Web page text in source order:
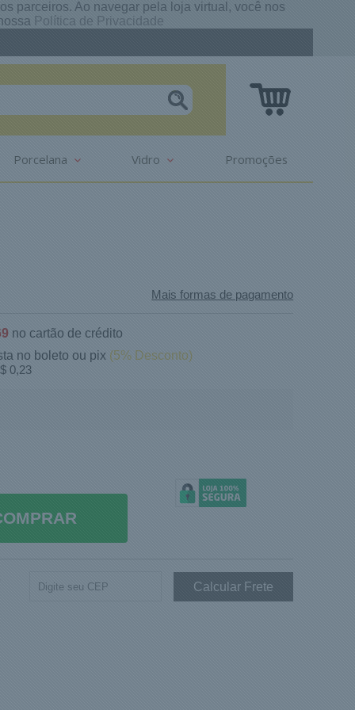
parceiros. Ao navegar pela loja virtual, você nos
Política de Privacidade
Porcelana Vidro Promoções
Mais formas de pagamento
no cartão de crédito
no boleto ou pix (5% Desconto)
0,23